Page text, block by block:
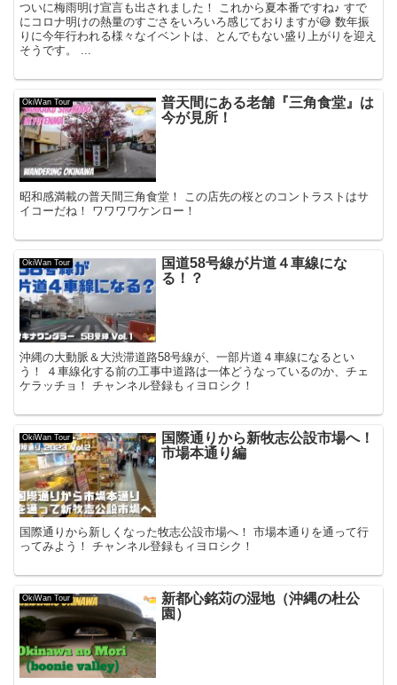
ついに梅雨明け宣言も出されました！ これから夏本番ですね♪ すで
にコロナ明けの熱量のすごさをいろいろ感じておりますが😅 数年振
りに今年行われる様々なイベントは、とんでもない盛り上がりを迎え
そうです。 ...
OkiWan Tour
普天間にある老舗『三角食堂』は
今が見所！
昭和感満載の普天間三角食堂！ この店先の桜とのコントラストはサ
イコーだね！ ワワワワケンロー！
OkiWan Tour
国道58号線が片道４車線にな
る！？
沖縄の大動脈＆大渋滞道路58号線が、一部片道４車線になるとい
う！ ４車線化する前の工事中道路は一体どうなっているのか、チェ
ケラッチョ！ チャンネル登録もィヨロシク！
OkiWan Tour
国際通りから新牧志公設市場へ！
市場本通り編
国際通りから新しくなった牧志公設市場へ！ 市場本通りを通って行
ってみよう！ チャンネル登録もィヨロシク！
OkiWan Tour
新都心銘苅の湿地（沖縄の杜公
園）